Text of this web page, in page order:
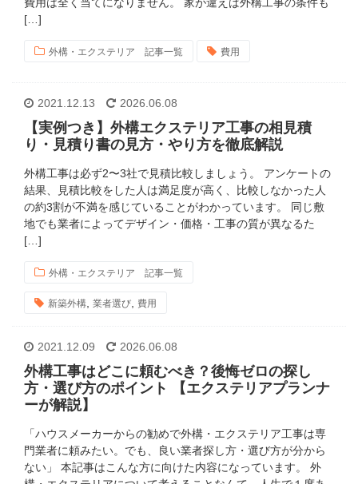
[…]
外構・エクステリア 記事一覧 費用
2021.12.13 2026.06.08
【実例つき】外構エクステリア工事の相見積
り・見積り書の見方・やり方を徹底解説
外構工事は必ず2〜3社で見積比較しましょう。 アンケートの
結果、見積比較をした人は満足度が高く、比較しなかった人
の約3割が不満を感じていることがわかっています。 同じ敷
地でも業者によってデザイン・価格・工事の質が異なるた
[…]
外構・エクステリア 記事一覧
新築外構 業者選び 費用
2021.12.09 2026.06.08
外構工事はどこに頼むべき？後悔ゼロの探し
方・選び方のポイント 【エクステリアプランナ
ーが解説】
「ハウスメーカーからの勧めで外構・エクステリア工事は専
門業者に頼みたい。でも、良い業者探し方・選び方が分から
ない」 本記事はこんな方に向けた内容になっています。 外